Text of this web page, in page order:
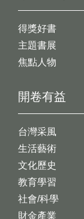
開卷有益
台灣采風
生活藝術
文化歷史
教育學習
社會/科學
財金產業
得獎好書
主題書展
焦點人物